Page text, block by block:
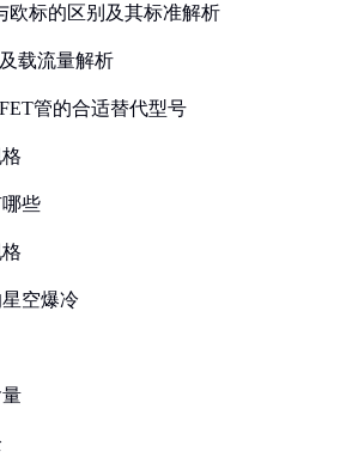
欧标的区别及其标准解析
载流量解析
管的合适替代型号
些
空爆冷